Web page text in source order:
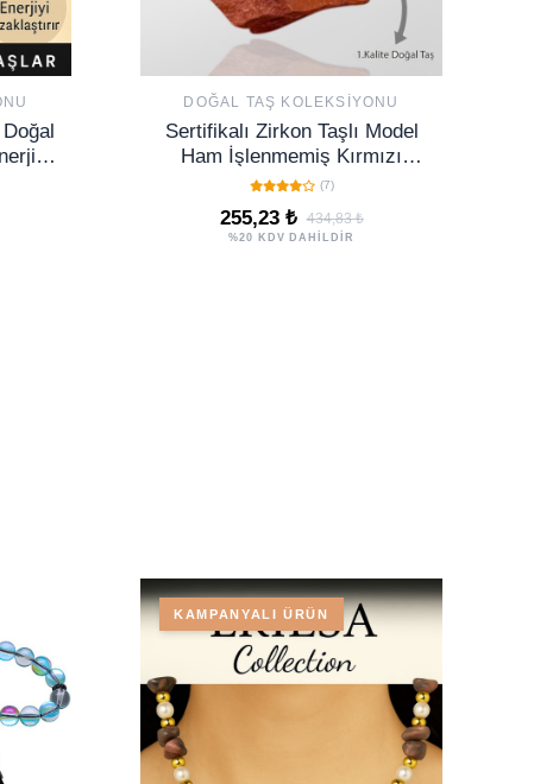
DOĞAL TAŞ KOLEKSIYONU
Sertifikalı Zirkon Taşlı Model
Ham İşlenmemiş Kırmızı
Jasper Taşı Kolye
(7)
255,23 ₺ 434,83 ₺
%20 KDV DAHİLDİR
KAMPANYALI ÜRÜN